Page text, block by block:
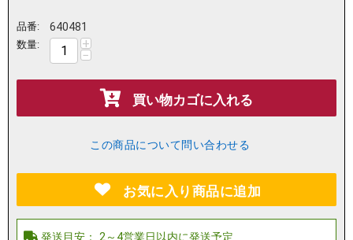
品番: 640481
数量: +
−
買い物カゴに入れる
この商品について問い合わせる
お気に入り商品に追加